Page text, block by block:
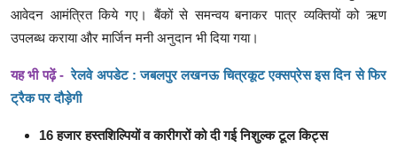
आवेदन आमंत्रित किये गए। बैंकों से समन्वय बनाकर पात्र व्यक्तियों को ऋण
उपलब्ध कराया और मार्जिन मनी अनुदान भी दिया गया।
यह भी पढ़ें - रेलवे अपडेट : जबलपुर लखनऊ चित्रकूट एक्सप्रेस इस दिन से फिर
ट्रैक पर दौड़ेगी
16 हजार हस्तशिल्पियों व कारीगरों को दी गई निशुल्क टूल किट्स